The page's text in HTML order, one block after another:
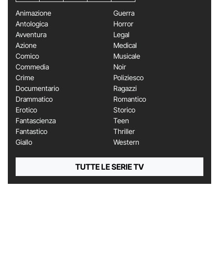
Animazione
Antologica
Avventura
Azione
Comico
Commedia
Crime
Documentario
Drammatico
Erotico
Fantascienza
Fantastico
Giallo
Guerra
Horror
Legal
Medical
Musicale
Noir
Poliziesco
Ragazzi
Romantico
Storico
Teen
Thriller
Western
TUTTE LE SERIE TV